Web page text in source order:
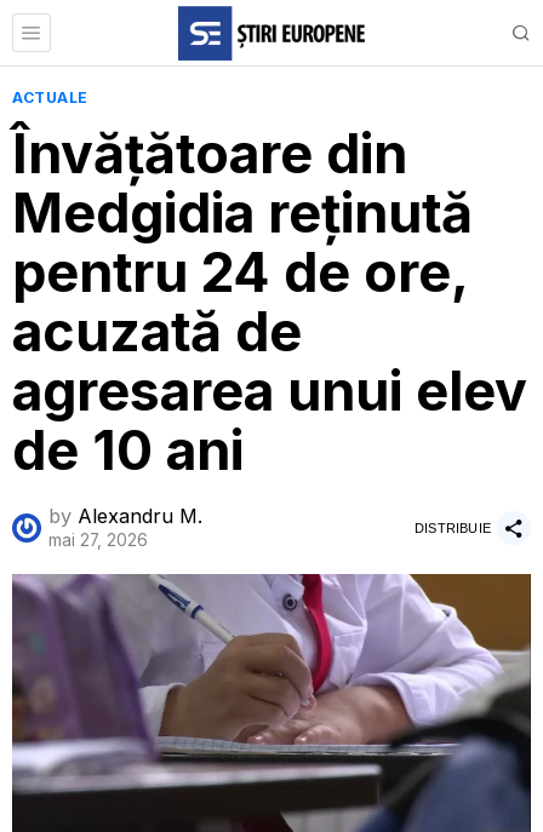
ACTUALE
Învățătoare din
Medgidia reținută
pentru 24 de ore,
acuzată de
agresarea unui elev
de 10 ani
by Alexandru M.
mai 27, 2026
DISTRIBUIE